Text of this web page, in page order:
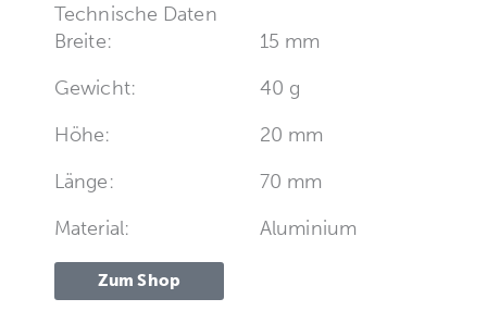
Technische Daten
Breite:
15 mm
Gewicht:
40 g
Höhe:
20 mm
Länge:
70 mm
Material:
Aluminium
Zum Shop